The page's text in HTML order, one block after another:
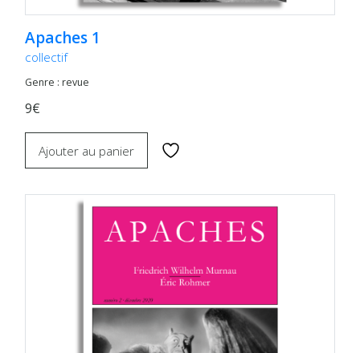
Apaches 1
collectif
Genre : revue
9€
Ajouter au panier